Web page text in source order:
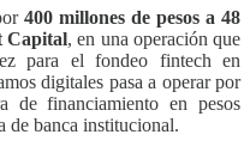
400 millones de pesos a 48
Capital, en una operación que
para el fondeo fintech en
digitales pasa a operar por
de financiamiento en pesos
de banca institucional.